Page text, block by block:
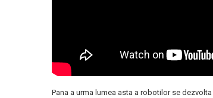
Pana a urma lumea asta a robotilor se